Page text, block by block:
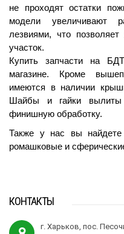
не проходят остатки
модели увеличивают
лезвиями, что
участок.
Купить запчасти на
магазине. Кроме
имеются в наличии
Шайбы и гайки вылиты
финишную обработку.
Также у нас вы
ромашковые и
КОНТАКТЫ
г. Харьков, пос.